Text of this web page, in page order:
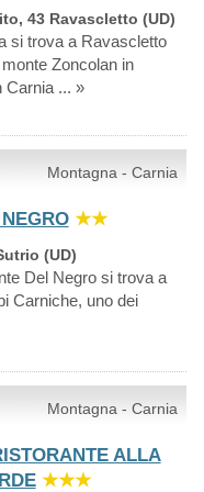
43 Ravascletto (UD)
si trova a Ravascletto
Zoncolan in
Carnia ... »
Montagna - Carnia
★★
(UD)
Del Negro si trova a
Carniche, uno dei
Montagna - Carnia
ALLA
★★★